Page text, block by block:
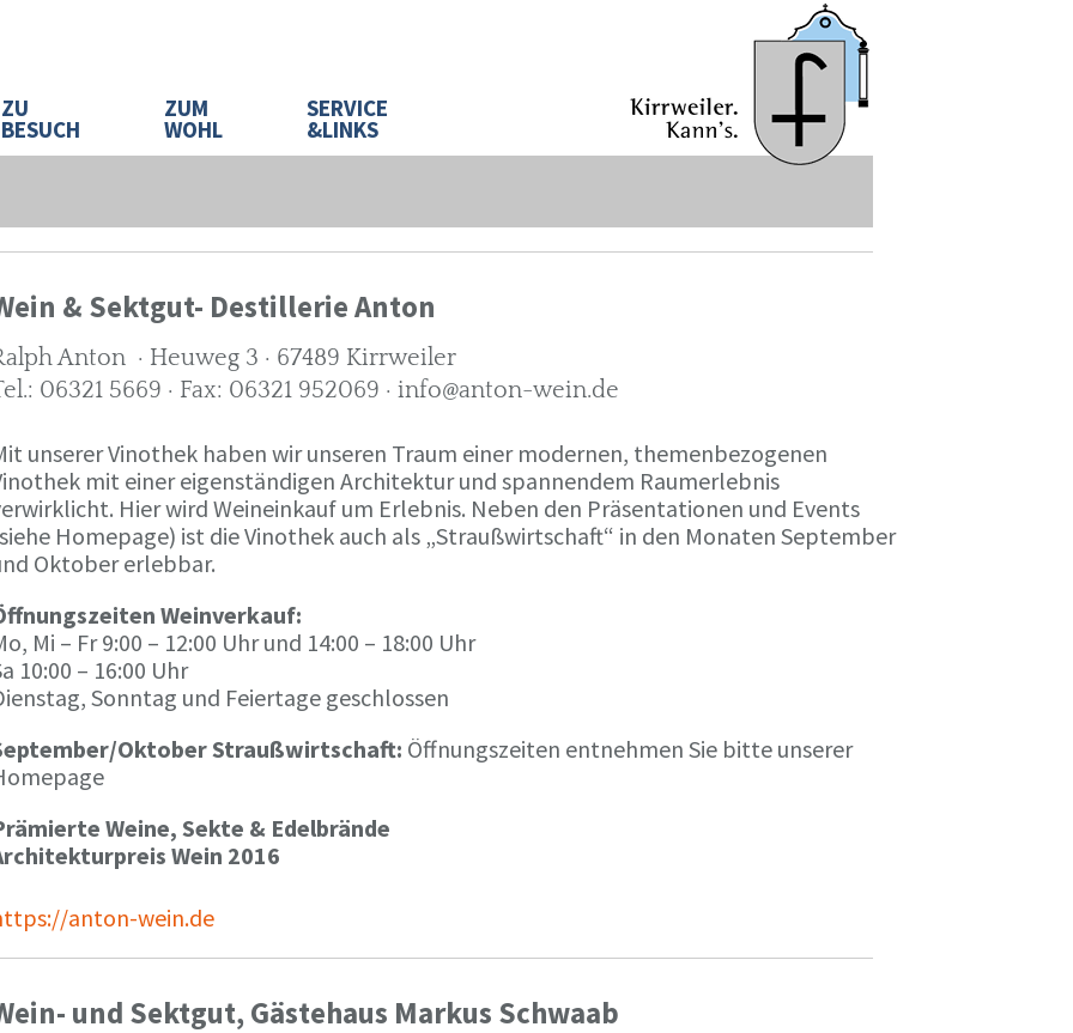
ZU
BESUCH
ZUM
WOHL
SERVICE
&LINKS
& Sektgut- Destillerie Anton
Anton · Heuweg 3 · 67489 Kirrweiler
06321 5669 · Fax: 06321 952069 · info@anton-wein.de
unserer Vinothek haben wir unseren Traum einer modernen, themenbezogenen
mit einer eigenständigen Architektur und spannendem Raumerlebnis
Hier wird Weineinkauf um Erlebnis. Neben den Präsentationen und Events
Homepage) ist die Vinothek auch als „Straußwirtschaft“ in den Monaten September
Oktober erlebbar.
Weinverkauf:
Mi – Fr 9:00 – 12:00 Uhr und 14:00 – 18:00 Uhr
10:00 – 16:00 Uhr
Sonntag und Feiertage geschlossen
Oktober Straußwirtschaft: Öffnungszeiten entnehmen Sie bitte unserer
Weine, Sekte & Edelbrände
Wein 2016
anton-wein.de
und Sektgut, Gästehaus Markus Schwaab